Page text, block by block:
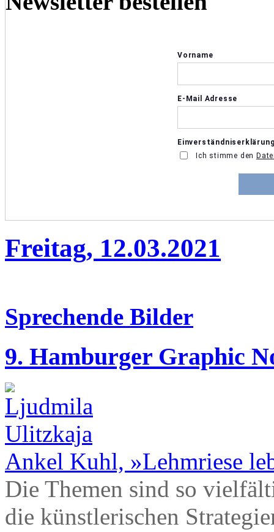
Freitag, 12.03.2021
Sprechende Bilder
9. Hamburger Graphic
Ankel Kuhl, »Lehmriese
Die Themen sind so
die künstlerischen